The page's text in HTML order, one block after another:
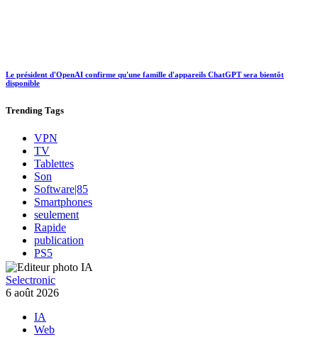
Le président d'OpenAI confirme qu'une famille d'appareils ChatGPT sera bientôt
disponible
Trending Tags
VPN
TV
Tablettes
Son
Software|85
Smartphones
seulement
Rapide
publication
PS5
Selectronic
6 août 2026
IA
Web